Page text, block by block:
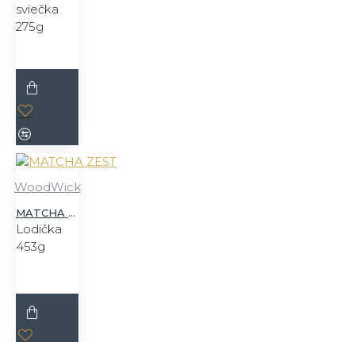
sviečka
275g
WoodWick
MATCHA ZEST
Lodička
453g